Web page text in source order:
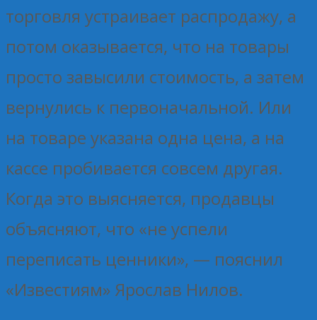
торговля устраивает распродажу, а
потом оказывается, что на товары
просто завысили стоимость, а затем
вернулись к первоначальной. Или
на товаре указана одна цена, а на
кассе пробивается совсем другая.
Когда это выясняется, продавцы
объясняют, что «не успели
переписать ценники», — пояснил
«Известиям» Ярослав Нилов.